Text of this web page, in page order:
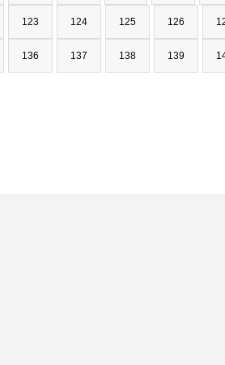
123 124 125 126
136 137 138 139